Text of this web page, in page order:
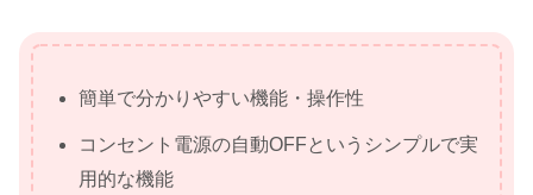
簡単で分かりやすい機能・操作性
コンセント電源の自動OFFというシンプルで実
用的な機能